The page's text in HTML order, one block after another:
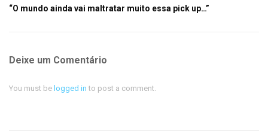
“O mundo ainda vai maltratar muito essa pick up…”
Deixe um Comentário
You must be logged in to post a comment.